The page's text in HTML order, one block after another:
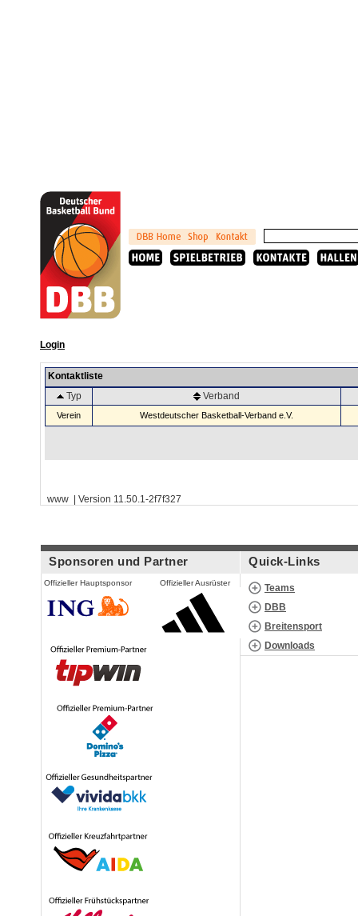
Login
Kontaktliste
Typ
Verband
Verein Westdeutscher Basketball-Verband e.V.
www | Version 11.50.1-2f7f327
Sponsoren und Partner
Offizieller Hauptsponsor Offizieller Ausrüster
Quick-Links
Teams
DBB
Breitensport
Downloads